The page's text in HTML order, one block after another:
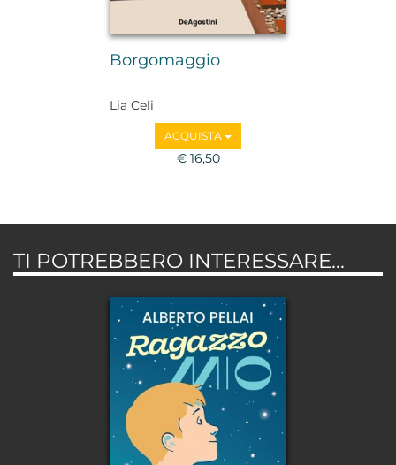
Borgomaggio
Lia Celi
ACQUISTA
€ 16,50
TI POTREBBERO INTERESSARE...